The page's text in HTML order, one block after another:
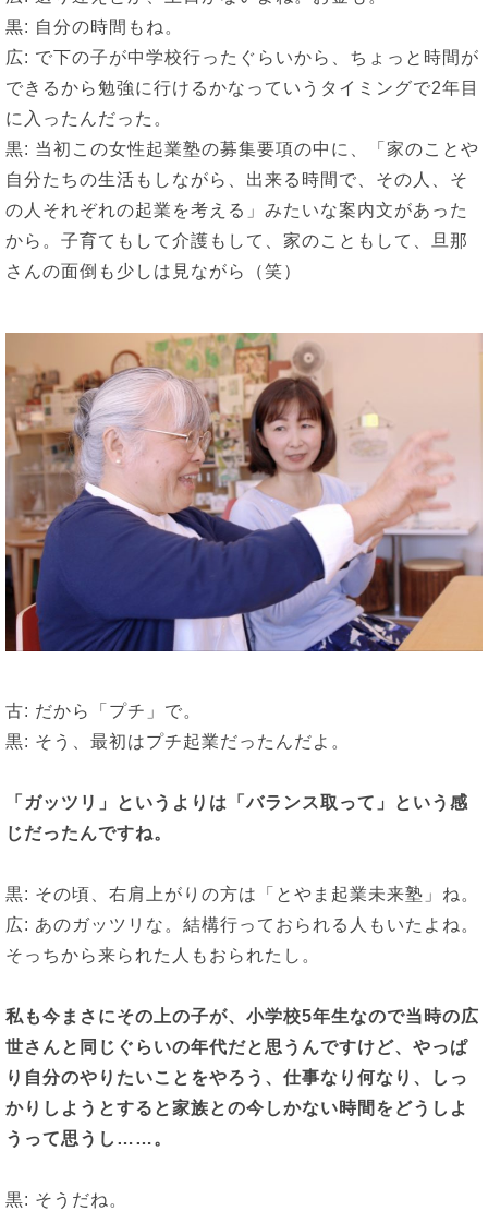
黒: 自分の時間もね。
広: で下の子が中学校行ったぐらいから、ちょっと時間が
できるから勉強に行けるかなっていうタイミングで2年目
に入ったんだった。
黒: 当初この女性起業塾の募集要項の中に、「家のことや
自分たちの生活もしながら、出来る時間で、その人、そ
の人それぞれの起業を考える」みたいな案内文があった
から。子育てもして介護もして、家のこともして、旦那
さんの面倒も少しは見ながら（笑）
古: だから「プチ」で。
黒: そう、最初はプチ起業だったんだよ。
「ガッツリ」というよりは「バランス取って」という感
じだったんですね。
黒: その頃、右肩上がりの方は「とやま起業未来塾」ね。
広: あのガッツリな。結構行っておられる人もいたよね。
そっちから来られた人もおられたし。
私も今まさにその上の子が、小学校5年生なので当時の広
世さんと同じぐらいの年代だと思うんですけど、やっぱ
り自分のやりたいことをやろう、仕事なり何なり、しっ
かりしようとすると家族との今しかない時間をどうしよ
うって思うし ……。
黒: そうだね。